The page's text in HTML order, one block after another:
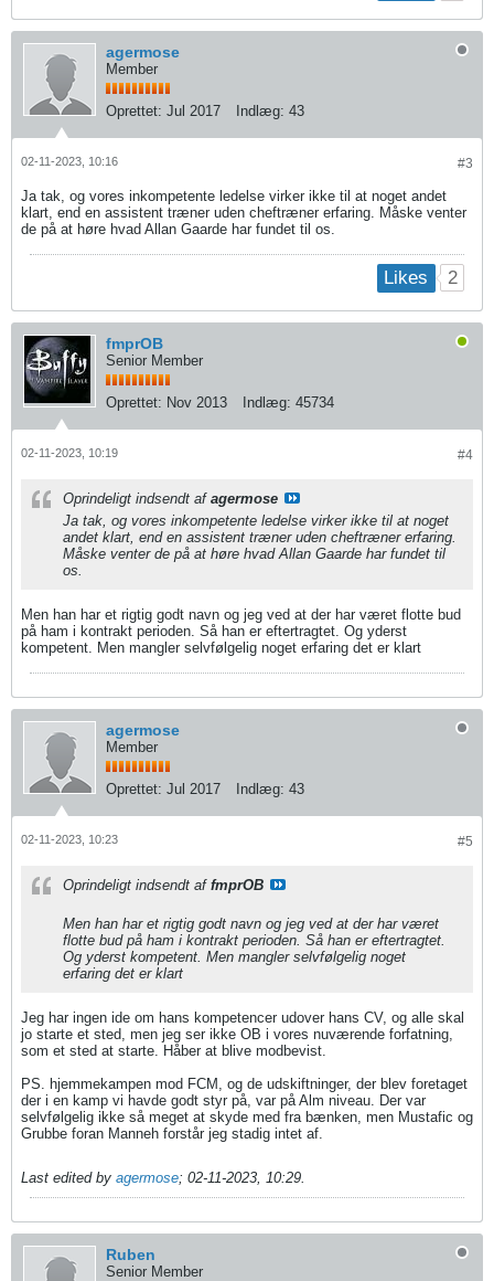
agermose
Member
Oprettet: Jul 2017 Indlæg: 43
#3
02-11-2023, 10:16
Ja tak, og vores inkompetente ledelse virker ikke til at noget andet
klart, end en assistent træner uden cheftræner erfaring. Måske venter
de på at høre hvad Allan Gaarde har fundet til os.
Likes 2
fmprOB
Senior Member
Oprettet: Nov 2013 Indlæg: 45734
#4
02-11-2023, 10:19
Oprindeligt indsendt af agermose
Ja tak, og vores inkompetente ledelse virker ikke til at noget
andet klart, end en assistent træner uden cheftræner erfaring.
Måske venter de på at høre hvad Allan Gaarde har fundet til
os.
Men han har et rigtig godt navn og jeg ved at der har været flotte bud
på ham i kontrakt perioden. Så han er eftertragtet. Og yderst
kompetent. Men mangler selvfølgelig noget erfaring det er klart
agermose
Member
Oprettet: Jul 2017 Indlæg: 43
#5
02-11-2023, 10:23
Oprindeligt indsendt af fmprOB
Men han har et rigtig godt navn og jeg ved at der har været
flotte bud på ham i kontrakt perioden. Så han er eftertragtet.
Og yderst kompetent. Men mangler selvfølgelig noget
erfaring det er klart
Jeg har ingen ide om hans kompetencer udover hans CV, og alle skal
jo starte et sted, men jeg ser ikke OB i vores nuværende forfatning,
som et sted at starte. Håber at blive modbevist.
PS. hjemmekampen mod FCM, og de udskiftninger, der blev foretaget
der i en kamp vi havde godt styr på, var på Alm niveau. Der var
selvfølgelig ikke så meget at skyde med fra bænken, men Mustafic og
Grubbe foran Manneh forstår jeg stadig intet af.
Last edited by agermose; 02-11-2023, 10:29
Ruben
Senior Member